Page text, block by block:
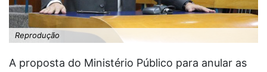
Reprodução
A proposta do Ministério Público para anular as